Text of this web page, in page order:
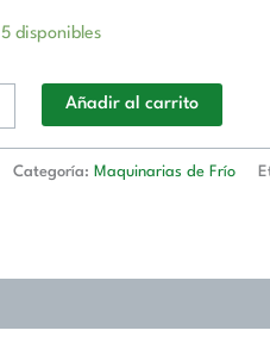
5 disponibles
Añadir al carrito
Categoría: Maquinarias de Frío